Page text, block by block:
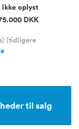
Ikke oplyst
DKK
(tidligere
til salg